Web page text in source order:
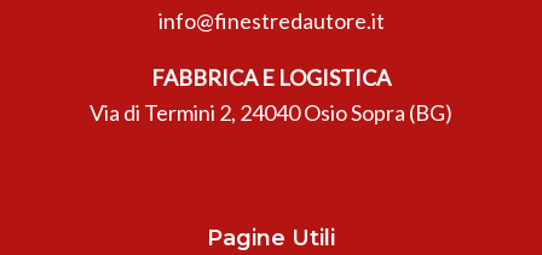
info@finestredautore.it
FABBRICA E LOGISTICA
Via di Termini 2, 24040 Osio Sopra (BG)
Pagine Utili